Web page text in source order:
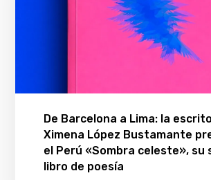
De Barcelona a Lima: la
Ximena López Bustamante
el Perú «Sombra celeste», su
libro de poesía